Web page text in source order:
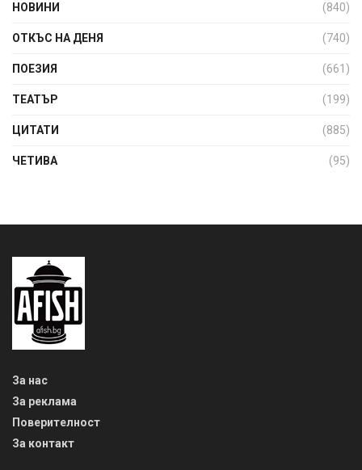
НОВИНИ (840)
ОТКЪС НА ДЕНЯ (740)
ПОЕЗИЯ (661)
ТЕАТЪР (199)
ЦИТАТИ (885)
ЧЕТИВА (95)
За нас
За реклама
Поверителност
За контакт